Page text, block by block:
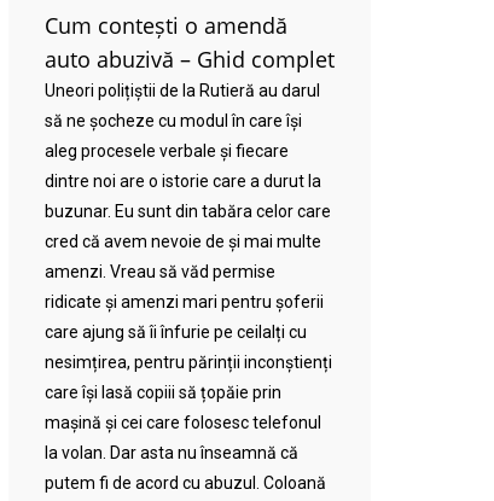
Cum contești o amendă
auto abuzivă – Ghid complet
Uneori polițiștii de la Rutieră au darul
să ne șocheze cu modul în care își
aleg procesele verbale și fiecare
dintre noi are o istorie care a durut la
buzunar. Eu sunt din tabăra celor care
cred că avem nevoie de și mai multe
amenzi. Vreau să văd permise
ridicate și amenzi mari pentru șoferii
care ajung să îi înfurie pe ceilalți cu
nesimțirea, pentru părinții inconștienți
care își lasă copiii să țopăie prin
mașină și cei care folosesc telefonul
la volan. Dar asta nu înseamnă că
putem fi de acord cu abuzul. Coloană